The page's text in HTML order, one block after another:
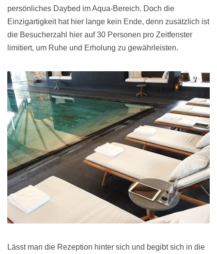
persönliches Daybed im Aqua-Bereich. Doch die
Einzigartigkeit hat hier lange kein Ende, denn zusätzlich ist
die Besucherzahl hier auf 30 Personen pro Zeitfenster
limitiert, um Ruhe und Erholung zu gewährleisten.
Lässt man die Rezeption hinter sich und begibt sich in die